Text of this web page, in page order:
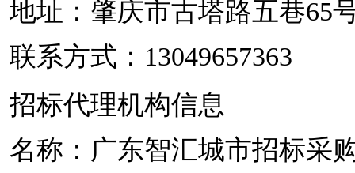
地址：肇庆市古塔路五巷65
联系方式：13049657363
招标代理机构信息
名称：广东智汇城市招标采